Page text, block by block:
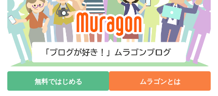
無料ではじめる ムラゴンとは